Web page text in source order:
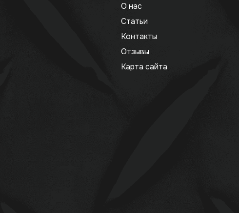
О нас
Статьи
Контакты
Отзывы
Карта сайта